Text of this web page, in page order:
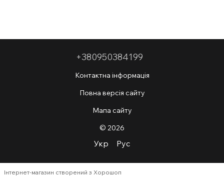
+380950384199
Контактна інформація
Повна версія сайту
Мапа сайту
© 2026
Укр Рус
Інтернет-магазин створений з Хорошоп